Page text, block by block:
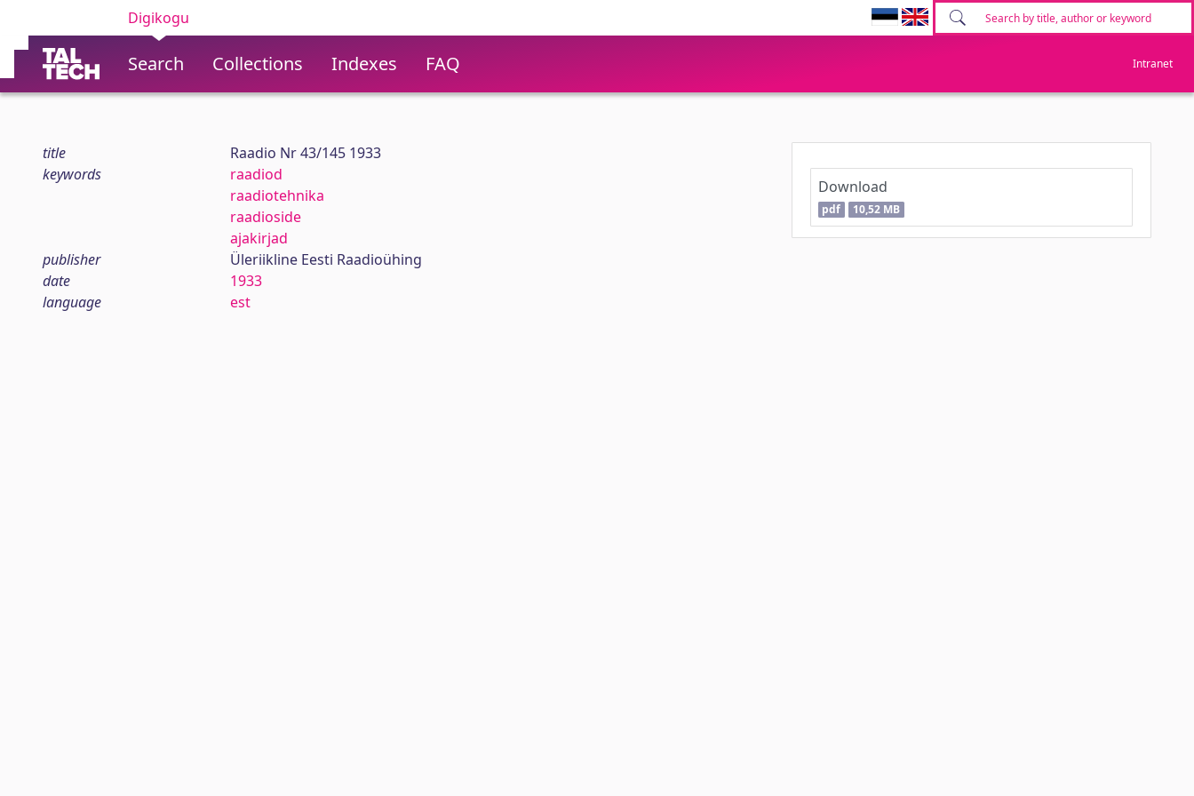
Digikogu
Search Collections Indexes FAQ Intranet
title
Raadio Nr 43/145 1933
keywords
raadiod
raadiotehnika
raadioside
ajakirjad
publisher
Üleriikline Eesti Raadioühing
date
1933
language
est
Download
pdf 10,52 MB